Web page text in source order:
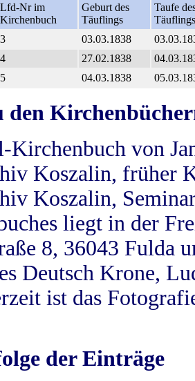
Lfd-Nr im
Kirchenbuch
Geburt des
Täuflings
Taufe
Täuflings
3 03.03.1838
4 27.02.1838
5 04.03.1838
den
Kirchenbuch von
Koszalin, früher
Koszalin,
liegt in der
8, 36043 Fulda
Deutsch Krone,
ist das
der Einträge